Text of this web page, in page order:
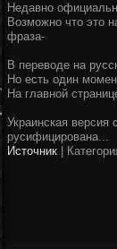
Недавно
Возможно что это
фраза-
В переводе на
Но есть один
На главной
Украинская версия
русифицирована...
Источник